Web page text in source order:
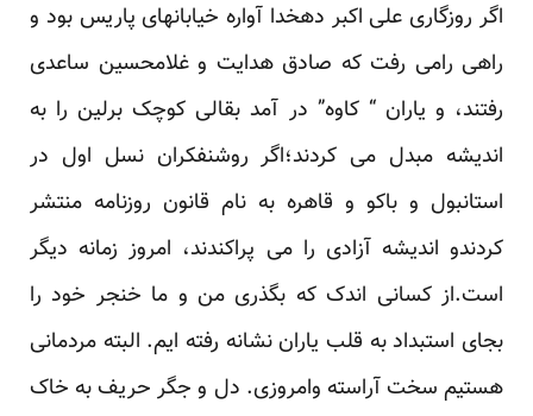
اگر روزگاری علی اکبر دهخدا آواره خیابانهای پاریس بود و
راهی رامی رفت که صادق هدایت و غلامحسین ساعدی
‏رفتند، و یاران “ کاوه” در آمد بقالی کوچک برلین را به
اندیشه مبدل می کردند؛اگر روشنفکران نسل اول در
استانبول و ‏باکو و قاهره به نام قانون روزنامه منتشر
کردندو اندیشه آزادی را می پراکندند، امروز زمانه دیگر
است.از کسانی اندک ‏که بگذری من و ما خنجر خود را
بجای استبداد به قلب یاران نشانه رفته ایم. البته مردمانی
هستیم سخت آراسته ‏وامروزی. دل و جگر حریف به خاک